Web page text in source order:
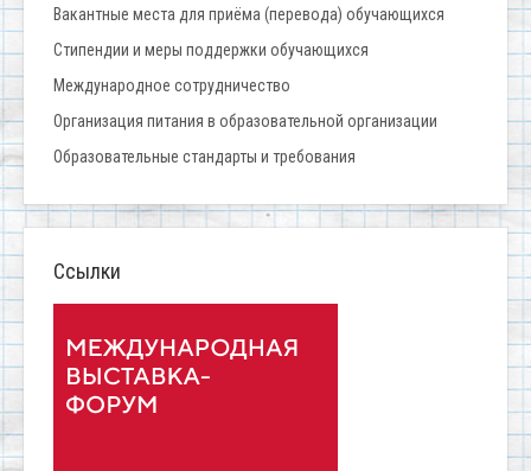
Вакантные места для приёма (перевода) обучающихся
Стипендии и меры поддержки обучающихся
Международное сотрудничество
Организация питания в образовательной организации
Образовательные стандарты и требования
Ссылки